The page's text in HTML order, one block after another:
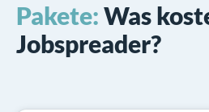
Pakete:Was
Jobspreader?